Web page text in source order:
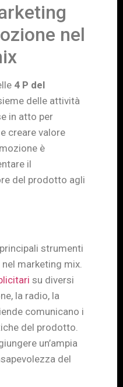
nel
4 P del
delle attività
in atto per
creare valore
è
il
del prodotto agli
strumenti
marketing mix.
su diversi
la radio, la
comunicano i
del prodotto.
un’ampia
del